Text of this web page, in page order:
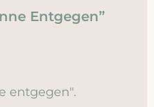
Entgegen”
entgegen".